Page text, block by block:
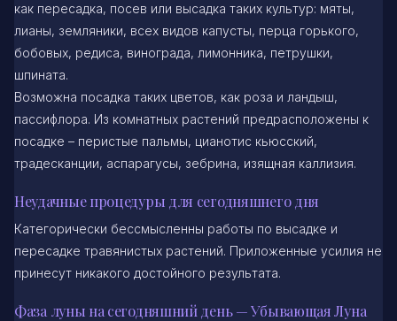
как пересадка, посев или высадка таких культур: мяты,
лианы, земляники, всех видов капусты, перца горького,
бобовых, редиса, винограда, лимонника, петрушки,
шпината.
Возможна посадка таких цветов, как роза и ландыш,
пассифлора. Из комнатных растений предрасположены к
посадке – перистые пальмы, цианотис кьюсский,
традесканции, аспарагусы, зебрина, изящная каллизия.
Неудачные процедуры для сегодняшнего дня
Категорически бессмысленны работы по высадке и
пересадке травянистых растений. Приложенные усилия не
принесут никакого достойного результата.
Фаза луны на сегодняшний день — Убывающая Луна